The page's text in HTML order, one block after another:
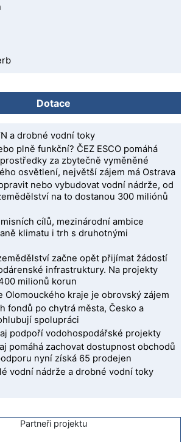
Dotace
a drobné vodní toky
plně funkční? ČEZ ESCO pomáhá
za zbytečně vyměněné
osvětlení, největší zájem má Ostrava
nebo vybudovat vodní nádrže, od
na to dostanou 300 miliónů
cílů, mezinárodní ambice
klimatu i trh s druhotnými
začne opět přijímat žádostí
infrastruktury. Na projekty
milionů korun
Olomouckého kraje je obrovský zájem
fondů po chytrá města, Česko a
spolupráci
podpoří vodohospodářské projekty
pomáhá zachovat dostupnost obchodů
nyní získá 65 prodejen
vodní nádrže a drobné vodní toky
Partneři projektu